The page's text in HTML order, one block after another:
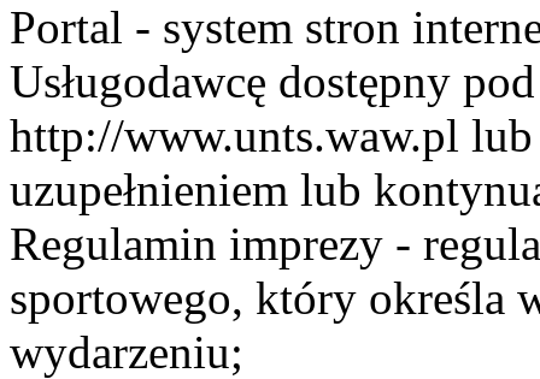
Portal - system stron
Usługodawcę dostępny
http://www.unts.waw.pl lub
uzupełnieniem lub
Regulamin imprezy -
sportowego, który określa
wydarzeniu;